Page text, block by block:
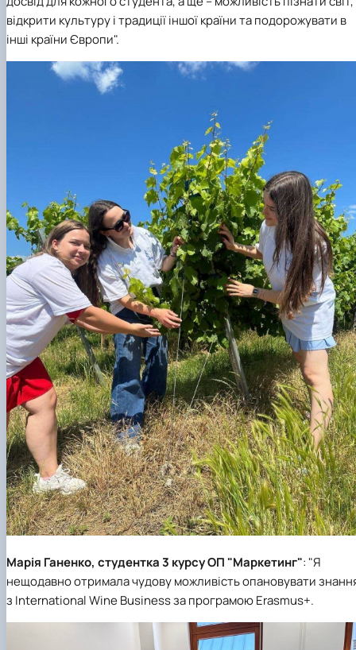
відкрити культуру і традиції іншої країни та подорожувати в
інші країни Європи".
Марія Ганенко, студентка 3 курсу ОП "Маркетинг": "Я
нещодавно отримала чудову можливість опановувати
з International Wine Business за програмою Erasmus+.